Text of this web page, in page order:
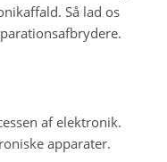
Så lad os
af elektronik.
apparater.